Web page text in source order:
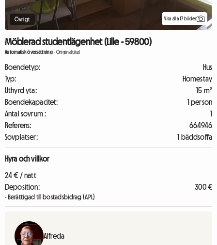
Övrigt Visa alla 17 bilder
Möblerad studentlägenhet (Lille - 59800)
Automatisk översättning-Originaltitel
Boendetyp:
Hus
Typ:
Homestay
Uthyrd yta:
15 m²
Boendekapacitet:
1 person
Antal sovrum :
1
Referens:
664946
Sovplatser:
1 bäddsoffa
Hyra och villkor
24 € / natt
Deposition:
300 €
- Berättigad till bostadsbidrag (APL)
Alfreda